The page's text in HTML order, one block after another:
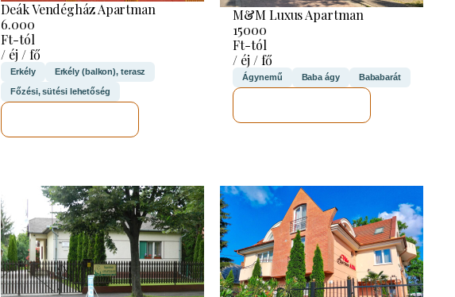
Deák Vendégház Apartman
6.000
Ft-tól
/ éj / fő
Erkély Erkély (balkon), terasz
Főzési, sütési lehetőség
M&M Luxus Apartman
15000
Ft-tól
/ éj / fő
Ágynemű Baba ágy Bababarát